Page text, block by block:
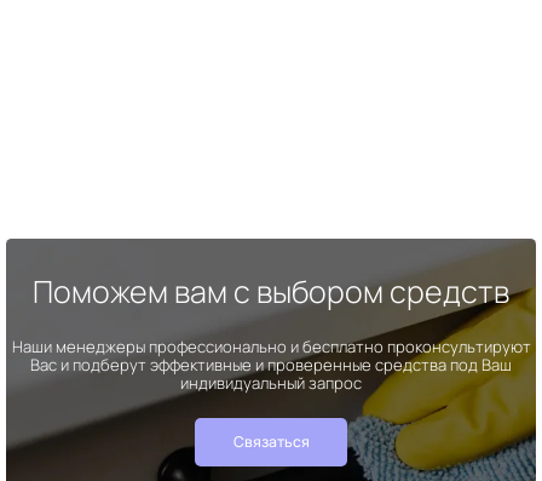
Поможем вам с выбором средств
Наши менеджеры профессионально и бесплатно проконсультируют
Вас и подберут эффективные и проверенные средства под Ваш
индивидуальный запрос
Связаться